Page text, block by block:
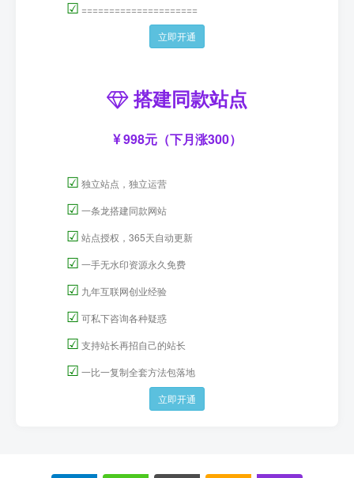
☑ =====================
立即开通
搭建同款站点
998元（下月涨300）
☑ 独立站点，独立运营
☑ 一条龙搭建同款网站
☑ 站点授权，365天自动更新
☑ 一手无水印资源永久免费
☑ 九年互联网创业经验
☑ 可私下咨询各种疑惑
☑ 支持站长再招自己的站长
☑ 一比一复制全套方法包落地
立即开通